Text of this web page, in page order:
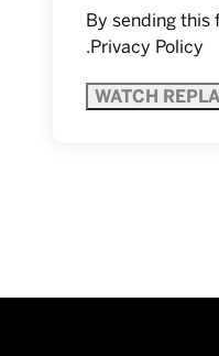
By sending this
Privacy Policy
.